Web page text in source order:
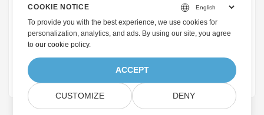
API 合併 DOCX 文件
我們提供有關使用 Java REST API 輕鬆合併 Word 文件的全面
指南。在本文中，我們將探討如何合併 DOCX 檔案、合併
Word 文件的知識和工具，從而實現各種專案的高效文件處理。
November 24, 2020· 奈耶爾·沙赫巴茲 · 2 分鐘
COOKIE NOTICE
To provide you with the best experience, we use cookies for
personalization, analytics, and ads. By using our site, you agree
toour cookie policy.
ACCEPT
CUSTOMIZE DENY